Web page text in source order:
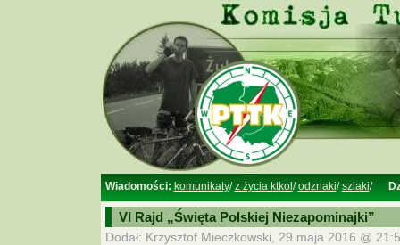
Wiadomości: komunikaty/z życia ktkol /odznaki/szlaki/
VI Rajd „Święta Polskiej Niezapominajki”
Dodał: Krzysztof Mieczkowski, 29 maja 2016 @